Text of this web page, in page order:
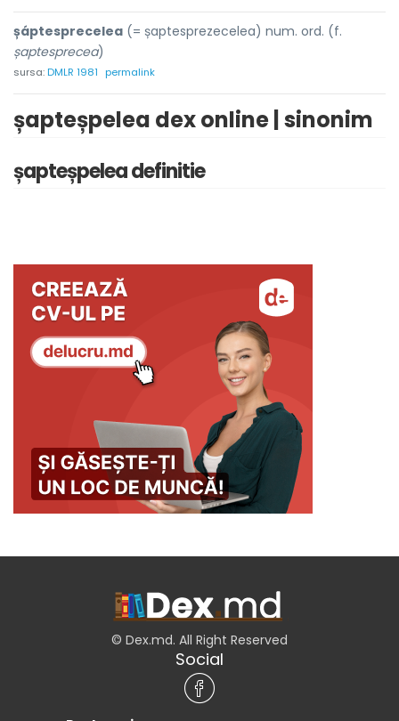
șáptesprecelea (= șaptesprezecelea) num. ord. (f.
șaptesprecea)
sursa:DMLR 1981 permalink
șapteșpelea dex online | sinonim
șapteșpelea definitie
© Dex.md. All Right Reserved
Social